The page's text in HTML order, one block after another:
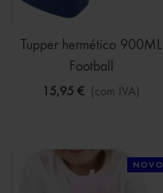
Tupper hermético 900ML
Football
15,95 € (com IVA)
NOVO